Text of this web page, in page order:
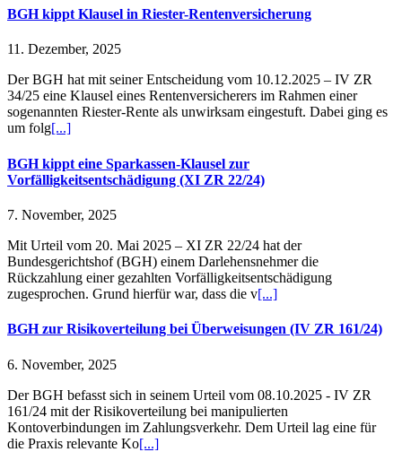
BGH kippt Klausel in Riester-Rentenversicherung
11. Dezember, 2025
Der BGH hat mit seiner Entscheidung vom 10.12.2025 – IV ZR
34/25 eine Klausel eines Rentenversicherers im Rahmen einer
sogenannten Riester-Rente als unwirksam eingestuft. Dabei ging es
um folg[...]
BGH kippt eine Sparkassen-Klausel zur
Vorfälligkeitsentschädigung (XI ZR 22/24)
7. November, 2025
Mit Urteil vom 20. Mai 2025 – XI ZR 22/24 hat der
Bundesgerichtshof (BGH) einem Darlehensnehmer die
Rückzahlung einer gezahlten Vorfälligkeitsentschädigung
zugesprochen. Grund hierfür war, dass die v[...]
BGH zur Risikoverteilung bei Überweisungen (IV ZR 161/24)
6. November, 2025
Der BGH befasst sich in seinem Urteil vom 08.10.2025 - IV ZR
161/24 mit der Risikoverteilung bei manipulierten
Kontoverbindungen im Zahlungsverkehr. Dem Urteil lag eine für
die Praxis relevante Ko[...]